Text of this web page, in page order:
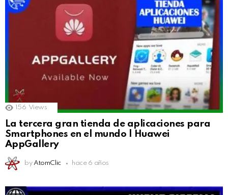
156 Views
La tercera gran tienda de aplicaciones para
Smartphones en el mundo | Huawei
AppGallery
by AtomClic hace 6 años